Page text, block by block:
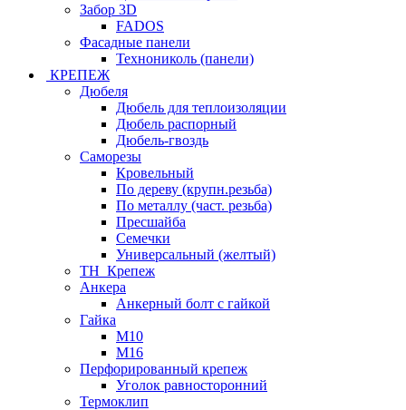
Забор 3D
FADOS
Фасадные панели
Технониколь (панели)
КРЕПЕЖ
Дюбеля
Дюбель для теплоизоляции
Дюбель распорный
Дюбель-гвоздь
Саморезы
Кровельный
По дереву (крупн.резьба)
По металлу (част. резьба)
Пресшайба
Семечки
Универсальный (желтый)
ТН_Крепеж
Анкера
Анкерный болт с гайкой
Гайка
М10
М16
Перфорированный крепеж
Уголок равносторонний
Термоклип